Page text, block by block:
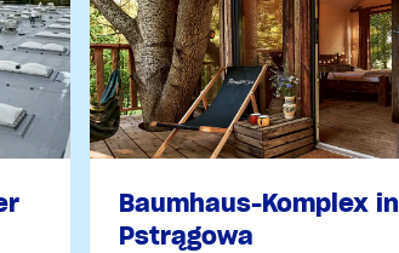
Baumhaus-Komplex in
Pstrągowa